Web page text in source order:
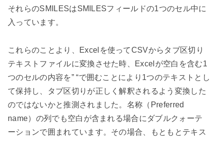
それらのSMILESはSMILESフィールドの1つのセル中に
入っています。
これらのことより、 Excel を使ってCSVからタブ区切り
テキストファイルに変換させた時、
Excel が空白を含む1
つのセルの内容を” “で囲むことにより 1つのテキストとし
て保持し、タブ区切りが正しく解釈されるよう変換した
のではないかと推測されました。名称（ Preferred
name）の列でも空白が含まれる場合にダブルクォーテ
ーションで囲まれています。その場合、もともとテキス